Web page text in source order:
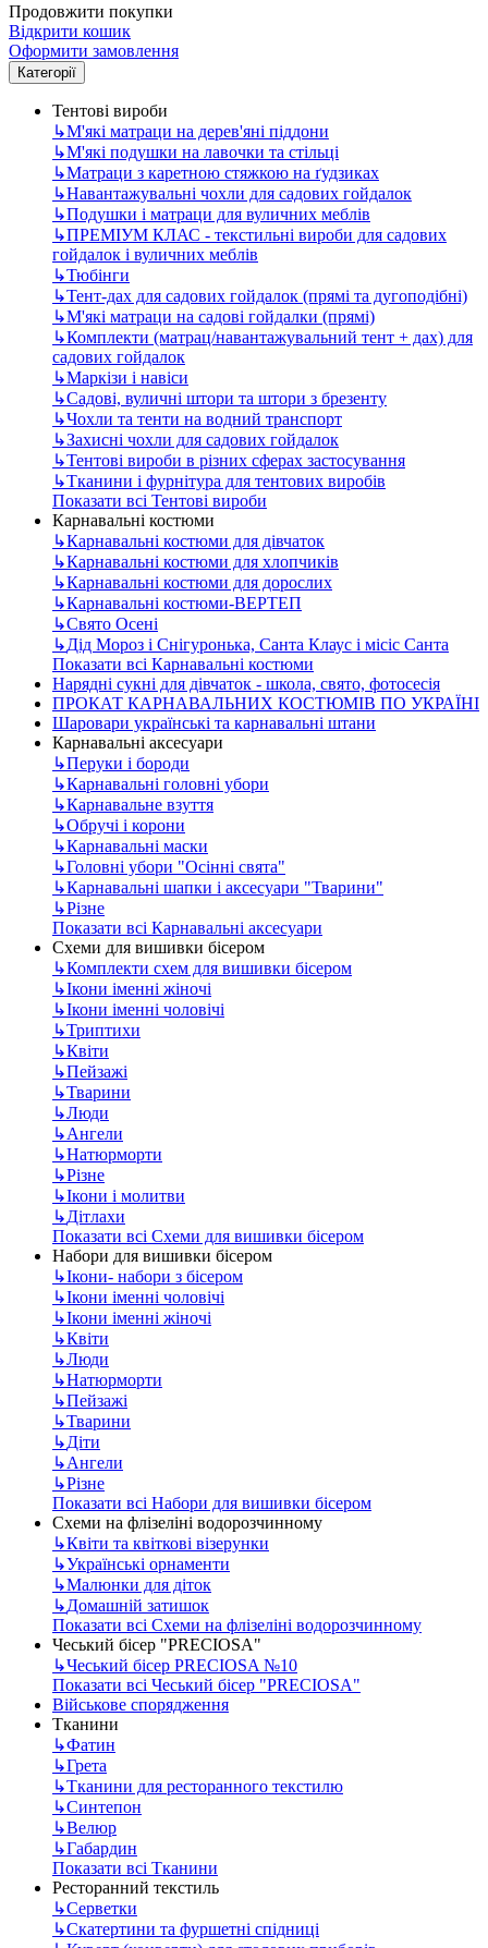
Продовжити покупки
Відкрити кошик
Оформити замовлення
Категорії
Тентові вироби
↳М'які матраци на дерев'яні піддони
↳М'які подушки на лавочки та стільці
↳Матраци з каретною стяжкою на ґудзиках
↳Навантажувальні чохли для садових гойдалок
↳Подушки і матраци для вуличних меблів
↳ПРЕМІУМ КЛАС - текстильні вироби для садових
гойдалок і вуличних меблів
↳Тюбінги
↳Тент-дах для садових гойдалок (прямі та дугоподібні)
↳М'які матраци на садові гойдалки (прямі)
↳Комплекти (матрац/навантажувальний тент + дах) для
садових гойдалок
↳Маркізи і навіси
↳Садові, вуличні штори та штори з брезенту
↳Чохли та тенти на водний транспорт
↳Захисні чохли для садових гойдалок
↳Тентові вироби в різних сферах застосування
↳Тканини і фурнітура для тентових виробів
Показати всі Тентові вироби
Карнавальні костюми
↳Карнавальні костюми для дівчаток
↳Карнавальні костюми для хлопчиків
↳Карнавальні костюми для дорослих
↳Карнавальні костюми-ВЕРТЕП
↳Свято Осені
↳Дід Мороз і Снігуронька, Санта Клаус і місіс Санта
Показати всі Карнавальні костюми
Нарядні сукні для дівчаток - школа, свято, фотосесія
ПРОКАТ КАРНАВАЛЬНИХ КОСТЮМІВ ПО УКРАЇНІ
Шаровари українські та карнавальні штани
Карнавальні аксесуари
↳Перуки і бороди
↳Карнавальні головні убори
↳Карнавальне взуття
↳Обручі і корони
↳Карнавальні маски
↳Головні убори "Осінні свята"
↳Карнавальні шапки і аксесуари "Тварини"
↳Різне
Показати всі Карнавальні аксесуари
Схеми для вишивки бісером
↳Комплекти схем для вишивки бісером
↳Ікони іменні жіночі
↳Ікони іменні чоловічі
↳Триптихи
↳Квіти
↳Пейзажі
↳Тварини
↳Люди
↳Ангели
↳Натюрморти
↳Різне
↳Ікони і молитви
↳Дітлахи
Показати всі Схеми для вишивки бісером
Набори для вишивки бісером
↳Ікони- набори з бісером
↳Ікони іменні чоловічі
↳Ікони іменні жіночі
↳Квіти
↳Люди
↳Натюрморти
↳Пейзажі
↳Тварини
↳Діти
↳Ангели
↳Різне
Показати всі Набори для вишивки бісером
Схеми на флізеліні водорозчинному
↳Квіти та квіткові візерунки
↳Українські орнаменти
↳Малюнки для діток
↳Домашній затишок
Показати всі Схеми на флізеліні водорозчинному
Чеський бісер "PRECIOSA"
↳Чеський бісер PRECIOSA №10
Показати всі Чеський бісер "PRECIOSA"
Військове спорядження
Тканини
↳Фатин
↳Грета
↳Тканини для ресторанного текстилю
↳Синтепон
↳Велюр
↳Габардин
Показати всі Тканини
Ресторанний текстиль
↳Серветки
↳Скатертини та фуршетні спідниці